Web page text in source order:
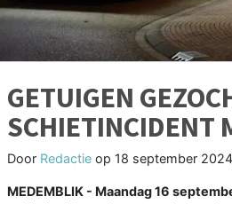
GETUIGEN
SCHIETINCIDENT
Door Redactie op 18 september
MEDEMBLIK - Maandag 16